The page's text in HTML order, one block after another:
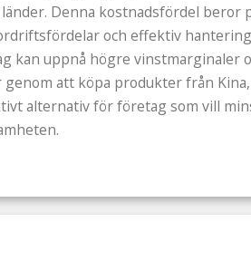
Denna kostnadsfördel beror
och effektiv
kan uppnå högre vinstmarginaler
att köpa produkter från Kina,
alternativ för företag som vill